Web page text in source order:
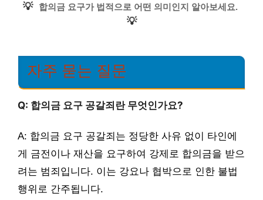
💡 합의금 요구가 법적으로 어떤 의미인지 알아보세요.
💡
자주 묻는 질문
Q: 합의금 요구 공갈죄란 무엇인가요?
A: 합의금 요구 공갈죄는 정당한 사유 없이 타인에
게 금전이나 재산을 요구하여 강제로 합의금을 받으
려는 범죄입니다. 이는 강요나 협박으로 인한 불법
행위로 간주됩니다.